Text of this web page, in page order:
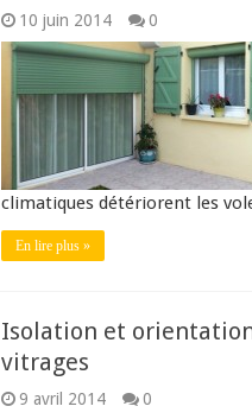
10 juin 2014 0
climatiques détériorent les
En lire plus »
Isolation et
vitrages
9 avril 2014 0